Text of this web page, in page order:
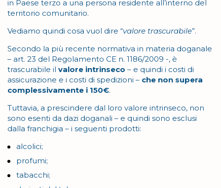
in Paese terzo a una persona residente all’interno del
territorio comunitario.
Vediamo quindi cosa vuol dire “valore trascurabile”.
Secondo la più recente normativa in materia doganale
– art. 23 del Regolamento CE n. 1186/2009 -, è
trascurabile il valore intrinseco – e quindi i costi di
assicurazione e i costi di spedizioni – che non supera
complessivamente i 150€.
Tuttavia, a prescindere dal loro valore intrinseco, non
sono esenti da dazi doganali – e quindi sono esclusi
dalla franchigia – i seguenti prodotti:
alcolici;
profumi;
tabacchi;